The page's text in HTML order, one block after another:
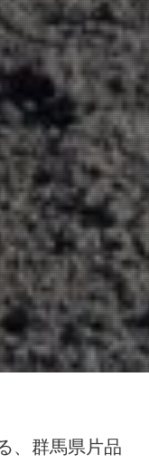
、群馬県片品